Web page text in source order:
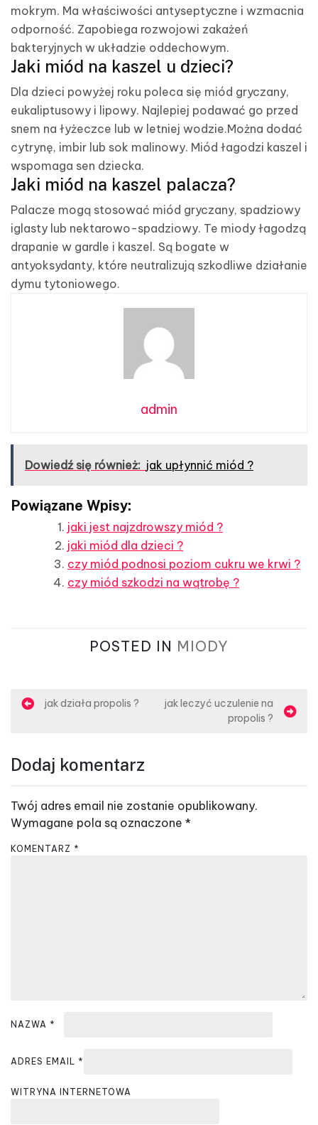
mokrym. Ma właściwości antyseptyczne i wzmacnia
odporność. Zapobiega rozwojowi zakażeń
bakteryjnych w układzie oddechowym.
Jaki miód na kaszel u dzieci?
Dla dzieci powyżej roku poleca się miód gryczany,
eukaliptusowy i lipowy. Najlepiej podawać go przed
snem na łyżeczce lub w letniej wodzie.Można dodać
cytrynę, imbir lub sok malinowy. Miód łagodzi kaszel i
wspomaga sen dziecka.
Jaki miód na kaszel palacza?
Palacze mogą stosować miód gryczany, spadziowy
iglasty lub nektarowo-spadziowy. Te miody łagodzą
drapanie w gardle i kaszel. Są bogate w
antyoksydanty, które neutralizują szkodliwe działanie
dymu tytoniowego.
admin
Dowiedź się również: jak upłynnić miód ?
Powiązane Wpisy:
jaki jest najzdrowszy miód ?
jaki miód dla dzieci ?
czy miód podnosi poziom cukru we krwi ?
czy miód szkodzi na wątrobę ?
POSTED IN MIODY
N
i
a
c
j
jak działa propolis ?
jak leczyć uczulenie na
propolis ?
Dodaj komentarz
Twój adres email nie zostanie opublikowany.
Wymagane pola są oznaczone *
KOMENTARZ *
NAZWA *
ADRES EMAIL *
WITRYNA INTERNETOWA